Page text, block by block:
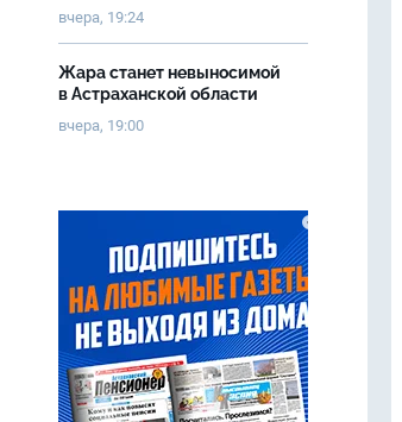
вчера, 19:24
Жара станет невыносимой
в Астраханской области
вчера, 19:00